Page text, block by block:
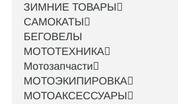
ЗИМНИЕ ТОВАРЫ
САМОКАТЫ
БЕГОВЕЛЫ
МОТОТЕХНИКА
Мотозапчасти
МОТОЭКИПИРОВКА
МОТОАКСЕССУАРЫ